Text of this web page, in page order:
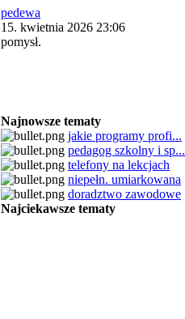
pedewa
15. kwietnia 2026 23:06
pomysł.
Najnowsze tematy
jakie programy profi...
pedagog szkolny i sp...
telefony na lekcjach
niepełn. umiarkowana
doradztwo zawodowe
Najciekawsze tematy